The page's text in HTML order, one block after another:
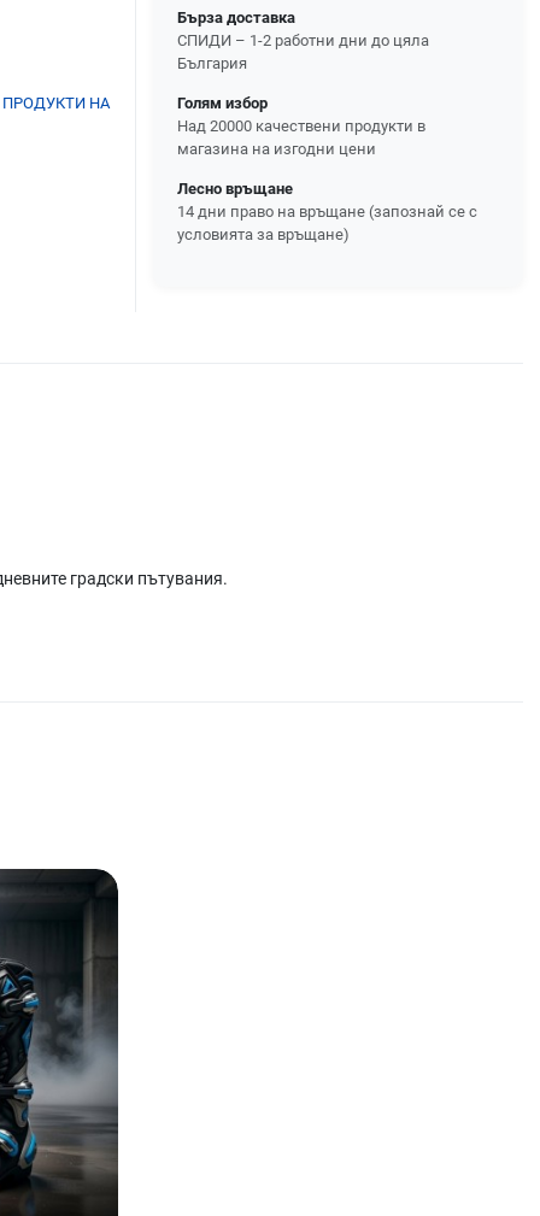
НА
Бърза доставка
СПИДИ – 1-2 работни дни до цяла
България
Голям избор
Над 20000 качествени продукти в
магазина на изгодни цени
Лесно връщане
14 дни право на връщане (запознай се с
условията за връщане)
градски пътувания.